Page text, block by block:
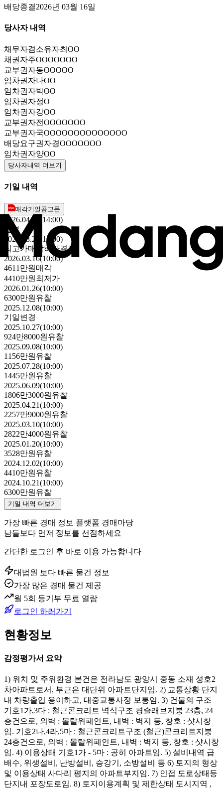
배당종결2026년 03월 16일
당사자 내역
채무자겸소유자최OO
채권자주OOOOOOO
교부권자동OOOOO
임차권자나OO
임차권자박OO
임차권자정O
임차권자강OO
교부권자전OOOOOOO
교부권자국OOOOOOOOOOOOOO
배당요구권자경OOOOOOO
임차권자양OO
당사자내역 더보기
기일 내역
매각기일공고문
2026.04.28(14:00)
납부
2026.03.23(16:00)
최고가매각허가결정
2026.03.16(10:00)
4611만원 매각
4410만원 최저가
2026.01.26(10:00)
6300만원 유찰
2025.12.08(10:00)
기일변경
2025.10.27(10:00)
924만8000원 유찰
2025.09.08(10:00)
1156만원 유찰
2025.07.28(10:00)
1445만원 유찰
2025.06.09(10:00)
1806만3000원 유찰
2025.04.21(10:00)
2257만9000원 유찰
2025.03.10(10:00)
2822만4000원 유찰
2025.01.20(10:00)
3528만원 유찰
2024.12.02(10:00)
4410만원 유찰
2024.10.21(10:00)
6300만원 유찰
기일 내역 더보기
가장 빠른 경매 정보 플랫폼 경매마당
남들보다 먼저 정보를 선점하세요
간단한 로그인 후 바로 이용 가능합니다
대법원 보다 빠른 물건 정보
가장 많은 경매 물건 제공
월 5회 등기부 무료 열람
로그인 하러가기
현황정보
감정평가서 요약
1) 위치 및 주위환경 본건은 전라남도 광양시 중동 소재 성호2
차아파트로서, 부근은 대단위 아파트단지임. 2) 교통상황 단지
내 차량출입 용이하고, 대중교통사정 보통임. 3) 건물의 구조
기호1가,3다 : 철근콘크리트 벽식구조 평슬래브지붕 23층, 24
층건으로, 외벽 : 몰탈위페인트, 내벽 : 벽지 등, 창호 : 샷시창
임. 기호2나,4라,5마 : 철근콘크리트구조 (철근)콘크리트지붕
24층건으로, 외벽 : 몰탈위페인트, 내벽 : 벽지 등, 창호 : 샷시창
임. 4) 이용상태 기호1가 - 5마 : 공히 아파트임. 5) 설비내역 급
배수, 위생설비, 난방설비, 승강기, 소방설비 등 6) 토지의 형상
및 이용상태 사다리 평지의 아파트부지임. 7) 인접 도로상태등
단지내 포장도로임. 8) 토지이용계획 및 제한상태 도시지역 ,